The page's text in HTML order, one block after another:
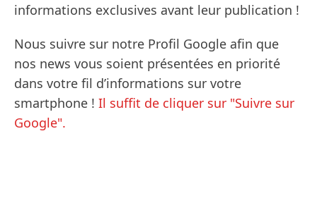
informations exclusives avant leur publication !
Nous suivre sur notre Profil Google afin que
nos news vous soient présentées en priorité
dans votre fil d’informations sur votre
smartphone ! Il suffit de cliquer sur "Suivre sur
Google".